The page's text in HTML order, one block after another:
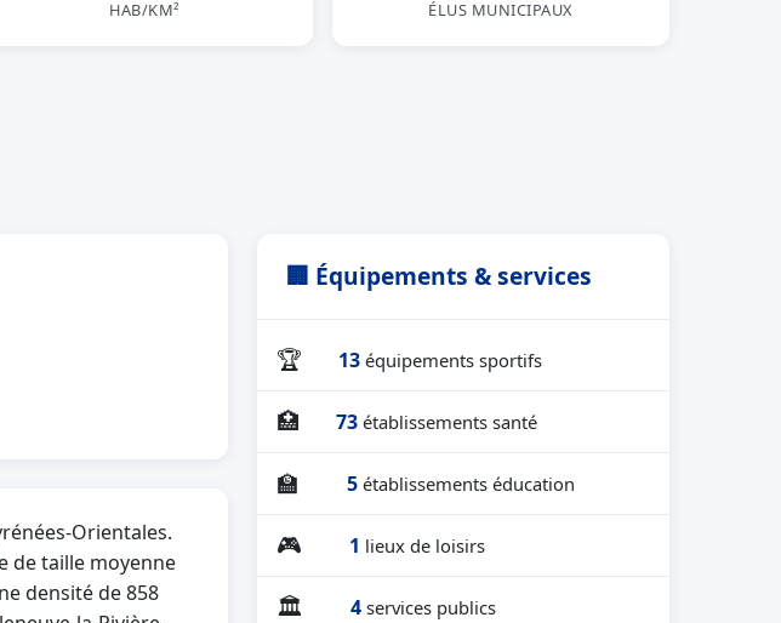
HAB/KM² ÉLUS MUNICIPAUX
Orientales.
de taille moyenne
densité de 858
🏢 Équipements & services
🏆 13 équipements sportifs
🏥 73 établissements santé
🏫 5 établissements éducation
🎮 1 lieux de loisirs
🏛 4 services publics